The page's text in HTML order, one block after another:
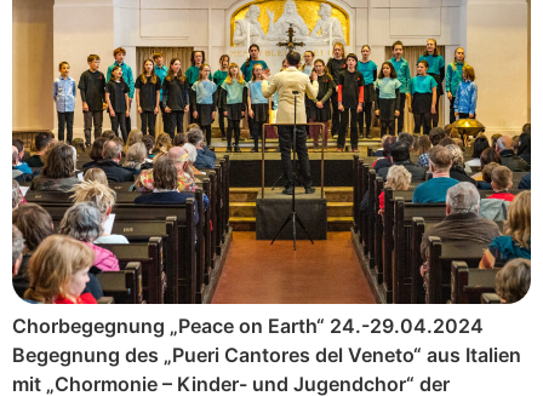
Chorbegegnung „Peace on Earth“ 24.-29.04.2024
Begegnung des „Pueri Cantores del Veneto“ aus Italien
mit „Chormonie – Kinder- und Jugendchor“ der